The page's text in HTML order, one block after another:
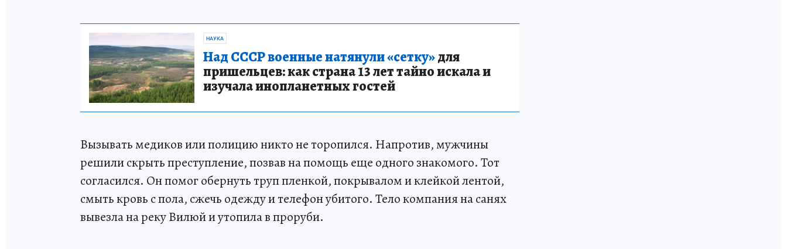
НАУКА
Над СССР военные натянули «сетку»для
пришельцев: как страна 13 лет тайно искала и
изучала инопланетных гостей
Вызывать медиков или полицию никто не торопился. Напротив, мужчины
решили скрыть преступление, позвав на помощь еще одного знакомого. Тот
согласился. Он помог обернуть труп пленкой, покрывалом и клейкой лентой,
смыть кровь с пола, сжечь одежду и телефон убитого. Тело компания на санях
вывезла на реку Вилюй и утопила в проруби.